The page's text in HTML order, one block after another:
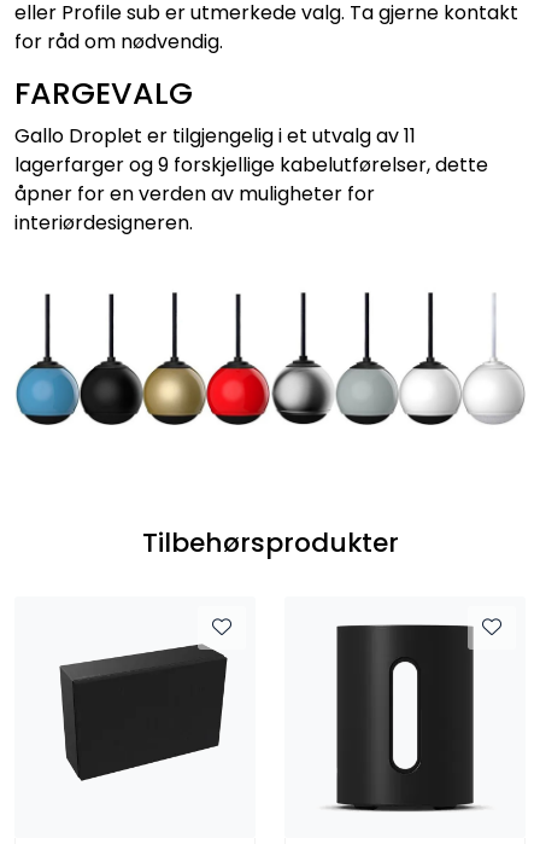
eller Profile sub er utmerkede valg. Ta gjerne kontakt
for råd om nødvendig.
FARGEVALG
Gallo Droplet er tilgjengelig i et utvalg av 11
lagerfarger og 9 forskjellige kabelutførelser, dette
åpner for en verden av muligheter for
interiørdesigneren.
Tilbehørsprodukter